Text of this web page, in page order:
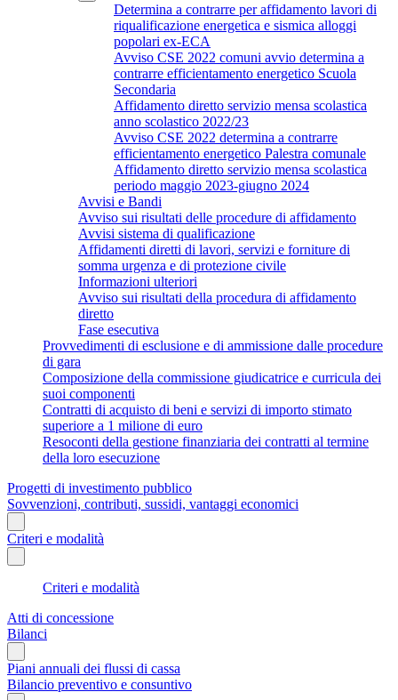
Determina a contrarre per affidamento lavori di
riqualificazione energetica e sismica alloggi
popolari ex-ECA
Avviso CSE 2022 comuni avvio determina a
contrarre efficientamento energetico Scuola
Secondaria
Affidamento diretto servizio mensa scolastica
anno scolastico 2022/23
Avviso CSE 2022 determina a contrarre
efficientamento energetico Palestra comunale
Affidamento diretto servizio mensa scolastica
periodo maggio 2023-giugno 2024
Avvisi e Bandi
Avviso sui risultati delle procedure di affidamento
Avvisi sistema di qualificazione
Affidamenti diretti di lavori, servizi e forniture di
somma urgenza e di protezione civile
Informazioni ulteriori
Avviso sui risultati della procedura di affidamento
diretto
Fase esecutiva
Provvedimenti di esclusione e di ammissione dalle procedure
di gara
Composizione della commissione giudicatrice e curricula dei
suoi componenti
Contratti di acquisto di beni e servizi di importo stimato
superiore a 1 milione di euro
Resoconti della gestione finanziaria dei contratti al termine
della loro esecuzione
Progetti di investimento pubblico
Sovvenzioni, contributi, sussidi, vantaggi economici
Criteri e modalità
Criteri e modalità
Atti di concessione
Bilanci
Piani annuali dei flussi di cassa
Bilancio preventivo e consuntivo